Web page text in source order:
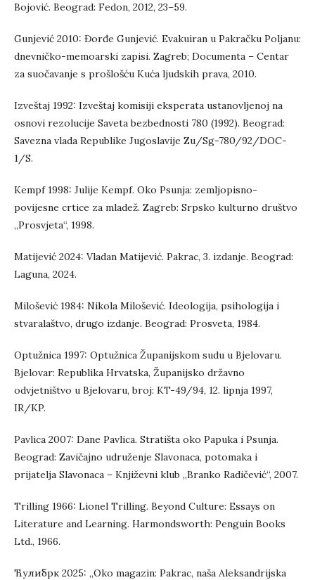
Bojović. Beograd: Fedon, 2012, 23–59.
Gunjević 2010: Đorđe Gunjević. Evakuiran u Pakračku Poljanu:
dnevničko-memoarski zapisi. Zagreb; Documenta – Centar
za suočavanje s prošlošću Kuća ljudskih prava, 2010.
Izveštaj 1992: Izveštaj komisiji eksperata ustanovljenoj na
osnovi rezolucije Saveta bezbednosti 780 (1992). Beograd:
Savezna vlada Republike Jugoslavije Zu/Sg-780/92/DOC-
1/S.
Kempf 1998: Julije Kempf. Oko Psunja: zemljopisno-
povijesne crtice za mladež. Zagreb: Srpsko kulturno društvo
„Prosvjeta“, 1998.
Matijević 2024: Vladan Matijević. Pakrac, 3. izdanje. Beograd:
Laguna, 2024.
Milošević 1984: Nikola Milošević. Ideologija, psihologija i
stvaralaštvo, drugo izdanje. Beograd: Prosveta, 1984.
Optužnica 1997: Optužnica Županijskom sudu u Bjelovaru.
Bjelovar: Republika Hrvatska, Županijsko državno
odvjetništvo u Bjelovaru, broj: KT-49/94, 12. lipnja 1997,
IR/KP.
Pavlica 2007: Dane Pavlica. Stratišta oko Papuka i Psunja.
Beograd: Zavičajno udruženje Slavonaca, potomaka i
prijatelja Slavonaca – Književni klub „Branko Radičević“, 2007.
Trilling 1966: Lionel Trilling. Beyond Culture: Essays on
Literature and Learning. Harmondsworth: Penguin Books
Ltd., 1966.
Ћулибрк 2025: „Oko magazin: Pakrac, naša Aleksandrijska